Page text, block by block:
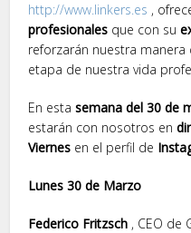
http://www.linkers.es ,
profesionales que con su
reforzarán nuestra
etapa de nuestra vida
En estasemana del 30 de
estarán con nosotros en
Viernes en el perfil de
Lunes 30 de Marzo
Federico Fritzsch , CEO de